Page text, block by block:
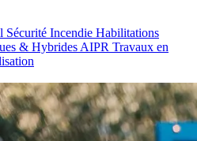
Sécurité Incendie Habilitations
& Hybrides AIPR Travaux en